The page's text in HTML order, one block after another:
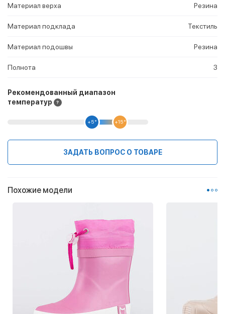
Материал верха Резина
Материал подклада Текстиль
Материал подошвы Резина
Полнота 3
Рекомендованный диапазон
температур
+5 ° +15 °
ЗАДАТЬ ВОПРОС О ТОВАРЕ
Похожие модели